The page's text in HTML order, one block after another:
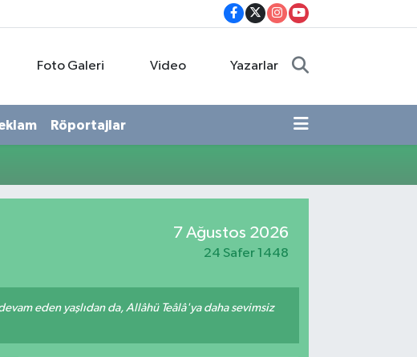
Foto Galeri Video Yazarlar
Röportajlar
7 Ağustos 2026
24 Safer 1448
eden yaşlıdan da, Allâhü Teâlâ'ya daha sevimsiz